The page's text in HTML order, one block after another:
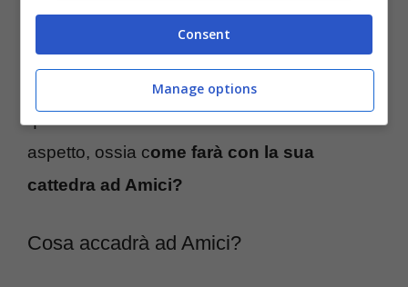
chiamata da parte del noto conduttore che
ha deciso di averla a fianco. Una scelta a
quanto pare molto condivisa sul web ma
aspetto, ossia come farà con la sua
cattedra ad Amici?
Cosa accadrà ad Amici?
Consent
Manage options